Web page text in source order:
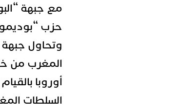
مع جبهة
حزب
وتحاول جبهة
المغرب من
أوروبا
السلطات